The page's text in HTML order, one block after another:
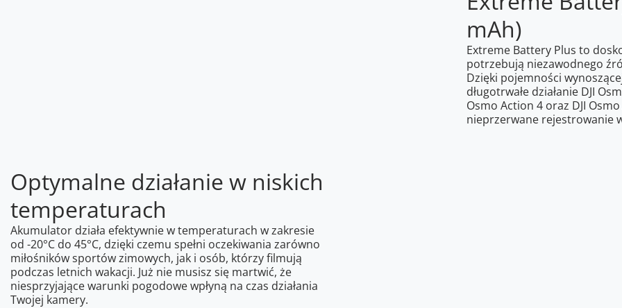
mAh)
Extreme Battery Plus to
potrzebują niezawodnego
Dzięki pojemności
długotrwałe działanie DJI
Osmo Action 4 oraz DJI
nieprzerwane rejestrowanie
Optymalne działanie w niskich
temperaturach
Akumulator działa efektywnie w temperaturach w zakresie
od -20°C do 45°C, dzięki czemu spełni oczekiwania zarówno
miłośników sportów zimowych, jak i osób, którzy filmują
podczas letnich wakacji. Już nie musisz się martwić, że
niesprzyjające warunki pogodowe wpłyną na czas działania
Twojej kamery.